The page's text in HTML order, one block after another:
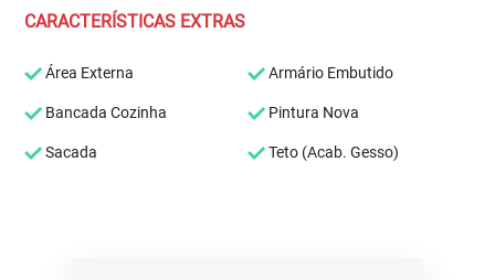
CARACTERÍSTICAS EXTRAS
Área Externa Armário Embutido
Bancada Cozinha Pintura Nova
Sacada Teto (Acab. Gesso)